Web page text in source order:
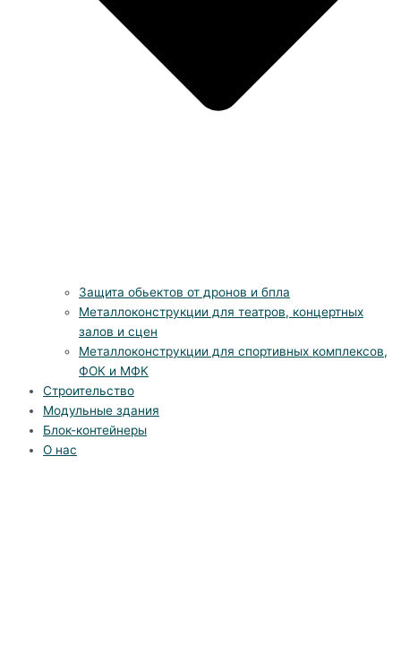
Защита обьектов от дронов и бпла
Металлоконструкции для театров, концертных
залов и сцен
Металлоконструкции для спортивных комплексов,
ФОК и МФК
Строительство
Модульные здания
Блок-контейнеры
О нас